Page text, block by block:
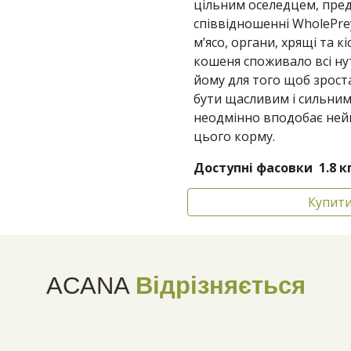
цільним оселедцем,
співвідношенні
м’ясо, органи, хрящі та
кошеня споживало всі
йому для того щоб
бути щасливим і
неодмінно вподобає
цього корму.
Доступні фасовки 1.8
ACANA Відрізняється